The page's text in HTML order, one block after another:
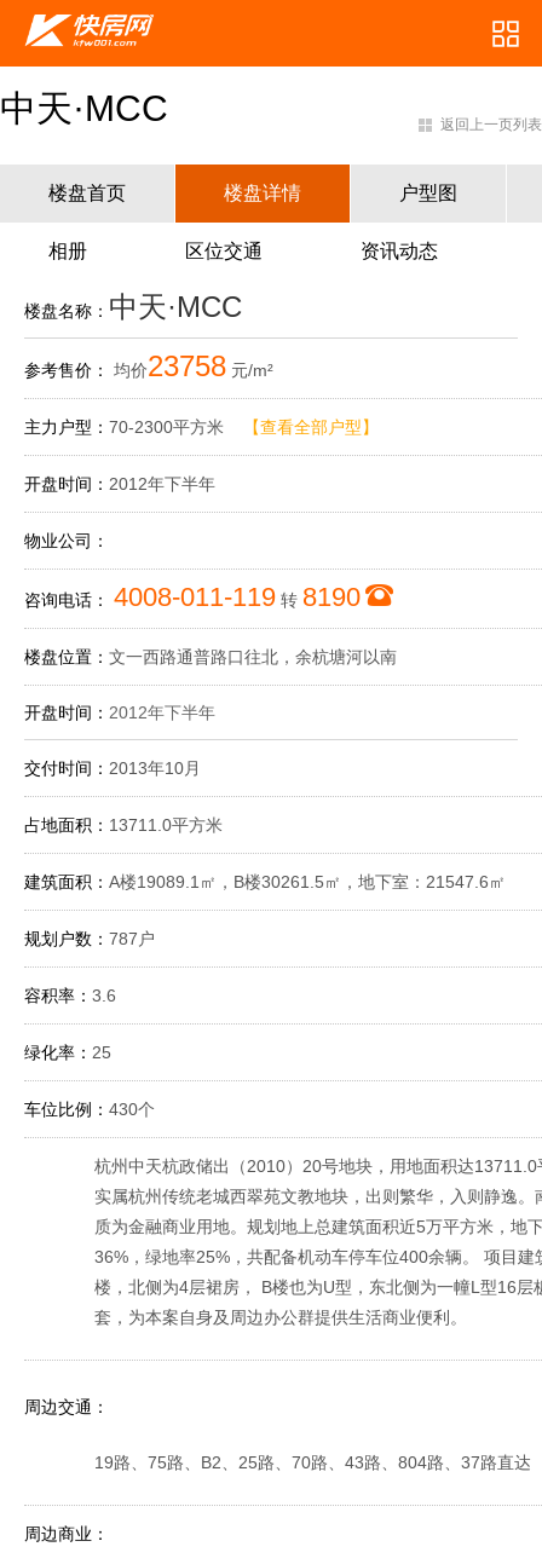
中天·MCC 返回上一页列表
楼盘首页 楼盘详情 户型图
相册 区位交通 资讯动态
楼盘名称： 中天·MCC
参考售价： 均价23758 元/m²
主力户型：70-2300平方米 【查看全部户型】
开盘时间： 2012年下半年
物业公司：
咨询电话： 4008-011-119 转 8190
楼盘位置：文一西路通普路口往北，余杭塘河以南
开盘时间： 2012年下半年
交付时间： 2013年10月
占地面积： 13711.0平方米
建筑面积：A楼19089.1㎡，B楼30261.5㎡，地下室：21547.6㎡
规划户数：787户
容积率：3.6
绿化率： 25
车位比例：430个
杭州中天杭政储出（2010）20号地块，用地面积达
实属杭州传统老城西翠苑文教地块，出则繁华，入则静逸
质为金融商业用地。规划地上总建筑面积近5万平方米，
36%，绿地率25%，共配备机动车停车位400余辆。 项目
楼，北侧为4层裙房， B楼也为U型，东北侧为一幢L型16
套，为本案自身及周边办公群提供生活商业便利。
周边交通：
19路、75路、B2、25路、70路、43路、804路、37路直达
周边商业：